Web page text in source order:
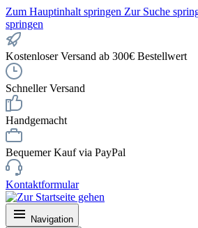
Zum Hauptinhalt springen Zur Suche
springen
Kostenloser Versand ab 300€ Bestellwert
Schneller Versand
Handgemacht
Bequemer Kauf via PayPal
Kontaktformular
Navigation